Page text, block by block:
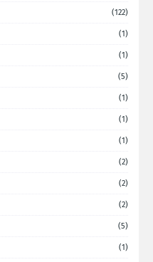
(122)
(1)
(1)
(5)
(1)
(1)
(1)
(2)
(2)
(2)
(5)
(1)